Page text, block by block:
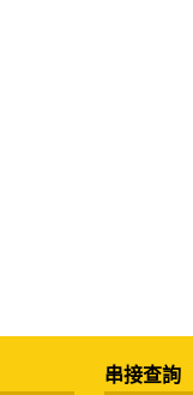
串接查詢